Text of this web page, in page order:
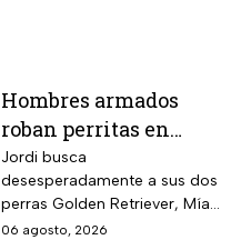
Hombres armados
roban perritas en
Veracruz
Jordi busca
desesperadamente a sus dos
perras Golden Retriever, Mía y
Camila, de seis años, robadas
06 agosto, 2026